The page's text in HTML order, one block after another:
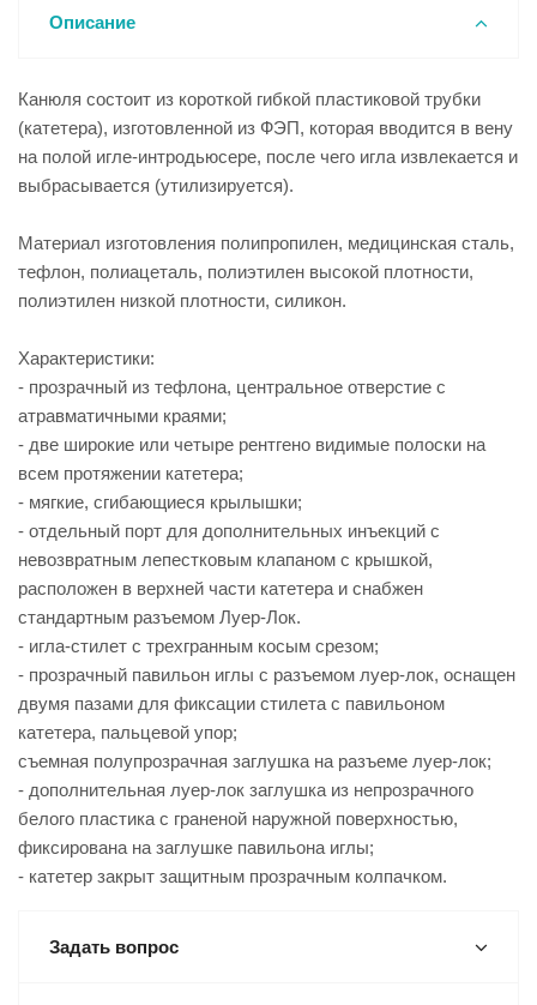
Описание
Канюля состоит из короткой гибкой пластиковой трубки
(катетера), изготовленной из ФЭП, которая вводится в вену
на полой игле-интродьюсере, после чего игла извлекается и
выбрасывается (утилизируется).
Материал изготовления полипропилен, медицинская сталь,
тефлон, полиацеталь, полиэтилен высокой плотности,
полиэтилен низкой плотности, силикон.
Характеристики:
- прозрачный из тефлона, центральное отверстие с
атравматичными краями;
- две широкие или четыре рентгено видимые полоски на
всем протяжении катетера;
- мягкие, сгибающиеся крылышки;
- отдельный порт для дополнительных инъекций с
невозвратным лепестковым клапаном с крышкой,
расположен в верхней части катетера и снабжен
стандартным разъемом Луер-Лок.
- игла-стилет с трехгранным косым срезом;
- прозрачный павильон иглы с разъемом луер-лок, оснащен
двумя пазами для фиксации стилета с павильоном
катетера, пальцевой упор;
съемная полупрозрачная заглушка на разъеме луер-лок;
- дополнительная луер-лок заглушка из непрозрачного
белого пластика с граненой наружной поверхностью,
фиксирована на заглушке павильона иглы;
- катетер закрыт защитным прозрачным колпачком.
Задать вопрос